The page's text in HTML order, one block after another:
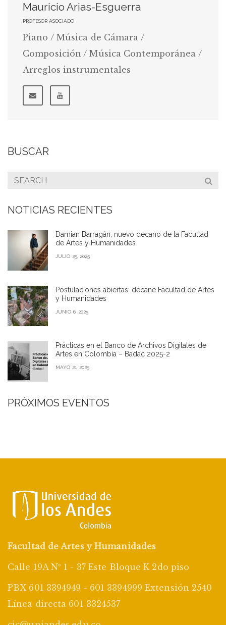
Mauricio Arias-Esguerra
PROFESOR ASOCIADO
Piano / Música de Cámara /
Composición / Música Contemporánea /
Arreglos instrumentales
BUSCAR
NOTICIAS RECIENTES
Damian Barragán, nuevo decano de la Facultad
de Artes y Humanidades
JULIO 25, 2025
Postulaciones abiertas: decane Facultad de Artes
y Humanidades
JUNIO 6, 2025
Prácticas en el Banco de Archivos Digitales de
Artes en Colombia – Badac 2025-2
MAYO 21, 2025
PRÓXIMOS EVENTOS
Facultad de Artes y Humanidades
Calle 19A Nº 1 - 37 Este Bloque K 2do piso
PBX 601 3394949 - 601 3394999 Extensión 2540
Línea directa 601 3324537